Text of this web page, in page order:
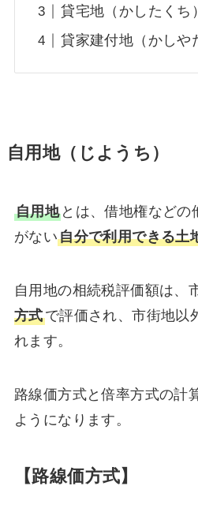
貸宅地（かしたくち）
貸家建付地（かしや
自用地（じようち）
自用地 とは、借地権などの
がない自分で利用できる土
自用地の相続税評価額は、
方式で評価され、市街地以
れます。
路線価方式と倍率方式の計
ようになります。
【路線価方式】